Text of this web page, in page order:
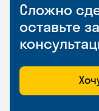
Сложно
оставьте